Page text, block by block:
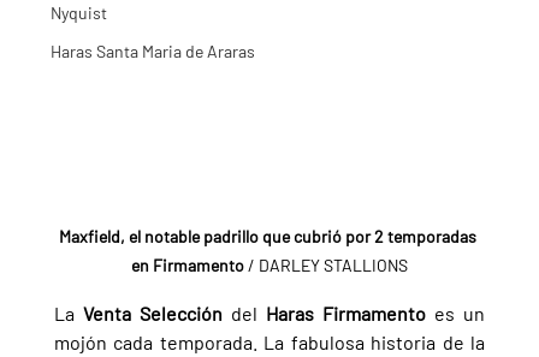
Nyquist
Haras Santa Maria de Araras
Maxfield, el notable padrillo que cubrió por 2 temporadas
en Firmamento / DARLEY STALLIONS
La Venta Selección del Haras Firmamento es un
mojón cada temporada. La fabulosa historia de la